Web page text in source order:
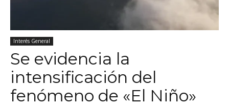
Interés General
Se evidencia la
intensificación del
fenómeno de «El Niño»